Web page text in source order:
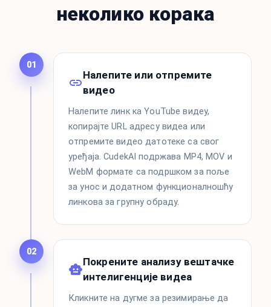
неколико корака
01
Налепите или отпремите
видео
Налепите линк ка YouTube видеу,
копирајте URL адресу видеа или
отпремите видео датотеке са свог
уређаја. CudekAI подржава MP4, MOV и
WebM формате са подршком за поље
за унос и додатном функционалношћу
линкова за групну обраду.
02
Покрените анализу вештачке
интелигенције видеа
Кликните на дугме за резимирање да